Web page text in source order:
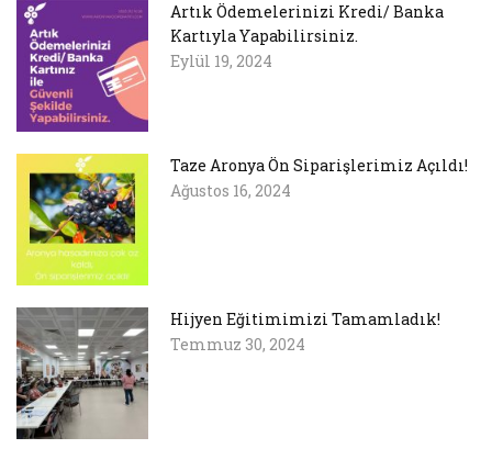
Artık Ödemelerinizi Kredi/ Banka
Kartıyla Yapabilirsiniz.
Eylül 19, 2024
Taze Aronya Ön Siparişlerimiz Açıldı!
Ağustos 16, 2024
Hijyen Eğitimimizi Tamamladık!
Temmuz 30, 2024